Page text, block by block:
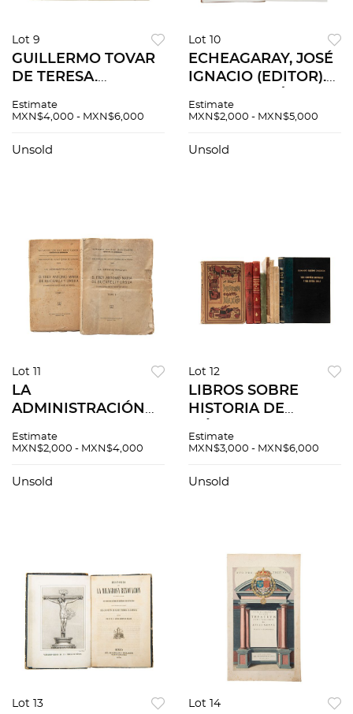
Lot 9
GUILLERMO TOVAR
DE TERESA.
HISTÓRICAS DE LA
MIGUEL HIDALGO.
Estimate
MXN$4,000 - MXN$6,000
Unsold
Lot 10
ECHEAGARAY, JOSÉ
IGNACIO (EDITOR).
NOVOHISPANA.
LOS MANUSCRITOS...
Estimate
MXN$2,000 - MXN$5,000
Unsold
Lot 11
LA
ADMINISTRACIÓN
ANTONIO MARÍA DE
MÉXICO: TALLERES
Estimate
MXN$2,000 - MXN$4,000
Unsold
Lot 12
LIBROS SOBRE
HISTORIA DE
Iglesias Calderón. El
Norteamericano
Estimate
MXN$3,000 - MXN$6,000
Unsold
Lot 13 Lot 14